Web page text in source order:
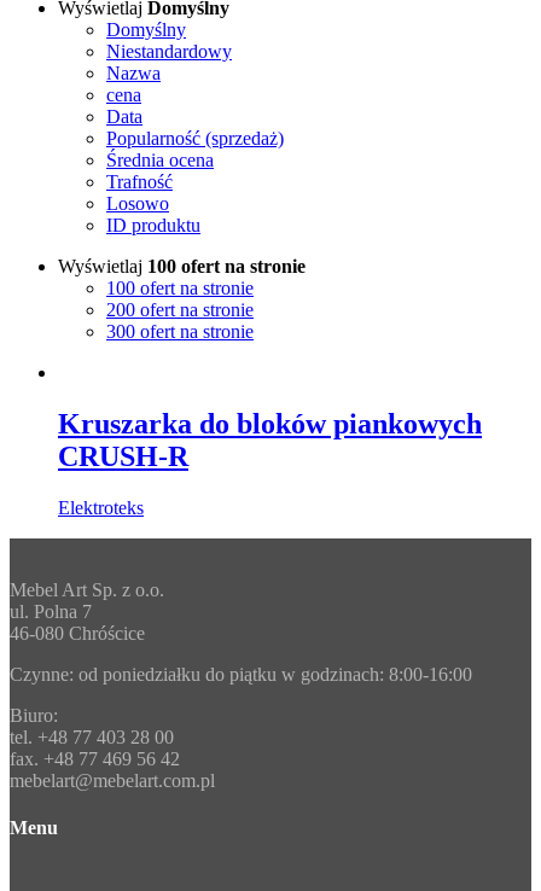
Wyświetlaj Domyślny
Domyślny
Niestandardowy
Nazwa
cena
Data
Popularność (sprzedaż)
Średnia ocena
Trafność
Losowo
ID produktu
Wyświetlaj 100 ofert na stronie
100 ofert na stronie
200 ofert na stronie
300 ofert na stronie
Kruszarka do bloków piankowych
CRUSH-R
Elektroteks
Mebel Art Sp. z o.o.
ul. Polna 7
46-080 Chróścice
Czynne: od poniedziałku do piątku w godzinach: 8:00-16:00
Biuro:
tel. +48 77 403 28 00
fax. +48 77 469 56 42
mebelart@mebelart.com.pl
Menu